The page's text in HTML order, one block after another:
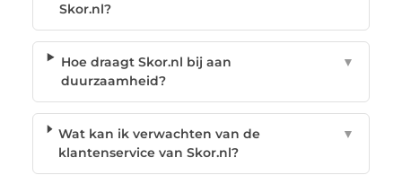
Skor.nl?
Hoe draagt Skor.nl bij aan
duurzaamheid?
▼
Wat kan ik verwachten van de
klantenservice van Skor.nl?
▼